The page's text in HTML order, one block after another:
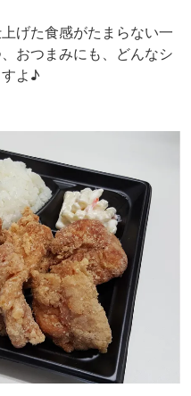
げた食感がたまらない一
おつまみにも、どんなシ
よ♪